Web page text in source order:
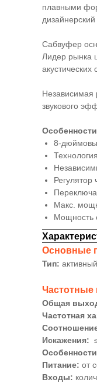
плавными
Сабвуфер
Лидер рынка
акустических
Независимая
звукового
8-
Регулятор
Макс.
Мощность
Основные
Тип:
Частотные
Общая
Частотная
Искажения:
Питание: от
Входы: